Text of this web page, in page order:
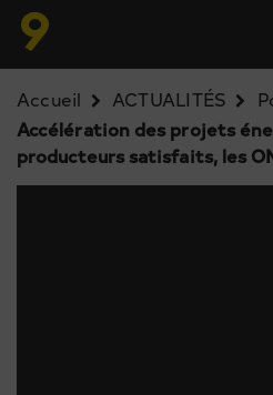
Accueil ACTUALITÉS
Accélération des projets
producteurs satisfaits, les